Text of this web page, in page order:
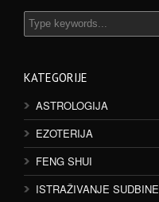
KATEGORIJE
ASTROLOGIJA
EZOTERIJA
FENG SHUI
ISTRAŽIVANJE SUDBINE